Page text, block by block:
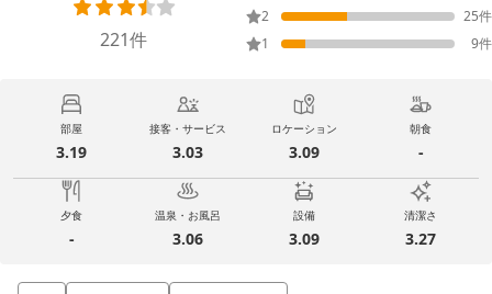
221件
2
25件
1
9件
部屋
3.19
接客・サービス
3.03
ロケーション
3.09
朝食
-
夕食
-
温泉・お風呂
3.06
設備
3.09
清潔さ
3.27